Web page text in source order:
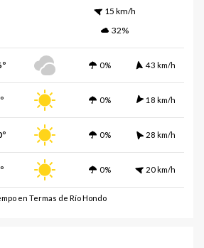
15 km/h
32%
0% 43 km/h
0% 18 km/h
0% 28 km/h
0% 20 km/h
en Termas de Río Hondo